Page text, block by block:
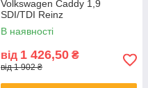
Volkswagen Caddy 1,9
SDI/TDI Reinz
В наявності
від 1 426,50 ₴
від 1 902 ₴